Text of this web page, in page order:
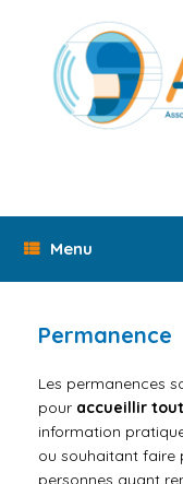
Menu
Permanence
Les permanences
pour accueillir
information
ou souhaitant faire
personnes ayant